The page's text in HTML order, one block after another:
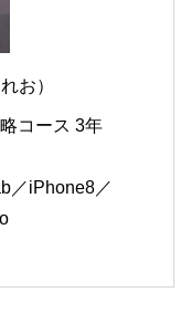
お）
コース 3年
／iPhone8／